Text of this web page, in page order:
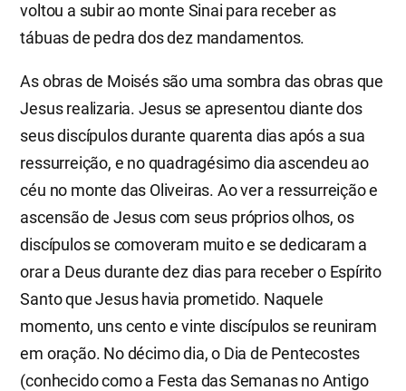
voltou a subir ao monte Sinai para receber as
tábuas de pedra dos dez mandamentos.
As obras de Moisés são uma sombra das obras que
Jesus realizaria. Jesus se apresentou diante dos
seus discípulos durante quarenta dias após a sua
ressurreição, e no quadragésimo dia ascendeu ao
céu no monte das Oliveiras. Ao ver a ressurreição e
ascensão de Jesus com seus próprios olhos, os
discípulos se comoveram muito e se dedicaram a
orar a Deus durante dez dias para receber o Espírito
Santo que Jesus havia prometido. Naquele
momento, uns cento e vinte discípulos se reuniram
em oração. No décimo dia, o Dia de Pentecostes
(conhecido como a Festa das Semanas no Antigo